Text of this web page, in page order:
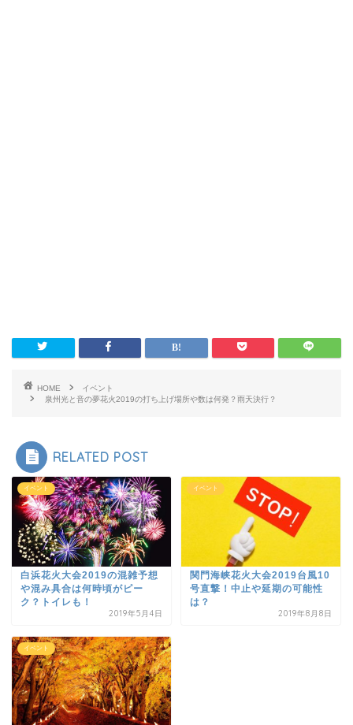
HOME
イベント
泉州光と音の夢花火2019の打ち上げ場所や数は何発？雨天決行？
RELATED POST
イベント
白浜花火大会2019の混雑予想
や混み具合は何時頃がピー
ク？トイレも！
2019年5月4日
イベント
関門海峡花火大会2019台風10
号直撃！中止や延期の可能性
は？
2019年8月8日
イベント